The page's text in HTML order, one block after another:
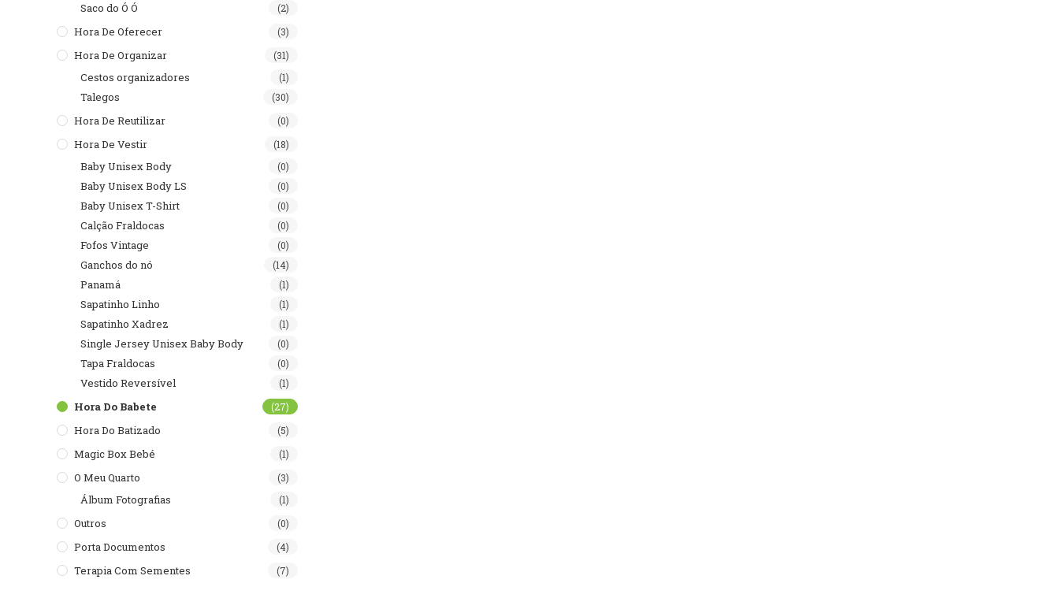
Saco do Ó Ó (2)
Hora De Oferecer (3)
Hora De Organizar (31)
Cestos organizadores (1)
Talegos (30)
Hora De Reutilizar (0)
Hora De Vestir (18)
Baby Unisex Body (0)
Baby Unisex Body LS (0)
Baby Unisex T-Shirt (0)
Calção Fraldocas (0)
Fofos Vintage (0)
Ganchos do nó (14)
Panamá (1)
Sapatinho Linho (1)
Sapatinho Xadrez (1)
Single Jersey Unisex Baby Body (0)
Tapa Fraldocas (0)
Vestido Reversível (1)
Hora Do Babete (27)
Hora Do Batizado (5)
Magic Box Bebé (1)
O Meu Quarto (3)
Álbum Fotografias (1)
Outros (0)
Porta Documentos (4)
Terapia Com Sementes (7)